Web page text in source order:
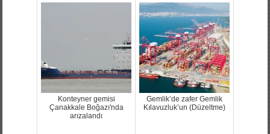
Konteyner gemisi
Çanakkale Boğazı'nda
arızalandı
Gemlik’de zafer Gemlik
Kılavuzluk’un (Düzeltme)